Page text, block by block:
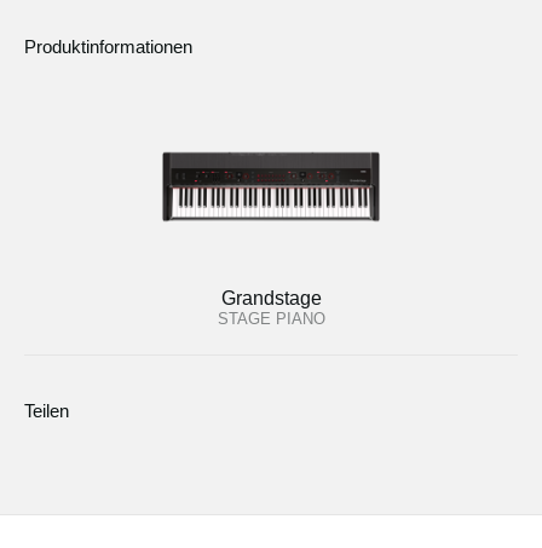
Produktinformationen
Grandstage
STAGE PIANO
Teilen